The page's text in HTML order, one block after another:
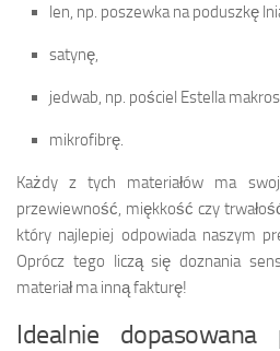
len, np. poszewka na poduszkę
satynę,
jedwab, np. pościel Estella
mikrofibrę.
Każdy z tych materiałów ma
przewiewność, miękkość czy
który najlepiej odpowiada naszym
Oprócz tego liczą się doznania
materiał ma inną fakturę!
Idealnie